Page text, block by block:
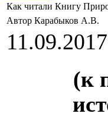
Как читали Книгу
Автор Карабыков А.В.
(к